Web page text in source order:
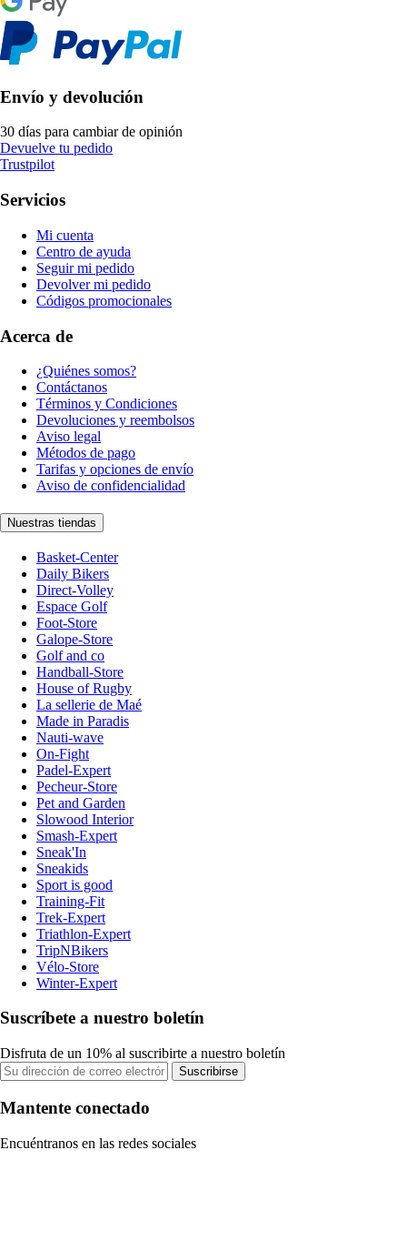
Envío y devolución
30 días para cambiar de opinión
Devuelve tu pedido
Trustpilot
Servicios
Mi cuenta
Centro de ayuda
Seguir mi pedido
Devolver mi pedido
Códigos promocionales
Acerca de
¿Quiénes somos?
Contáctanos
Términos y Condiciones
Devoluciones y reembolsos
Aviso legal
Métodos de pago
Tarifas y opciones de envío
Aviso de confidencialidad
Nuestras tiendas
Basket-Center
Daily Bikers
Direct-Volley
Espace Golf
Foot-Store
Galope-Store
Golf and co
Handball-Store
House of Rugby
La sellerie de Maé
Made in Paradis
Nauti-wave
On-Fight
Padel-Expert
Pecheur-Store
Pet and Garden
Slowood Interior
Smash-Expert
Sneak'In
Sneakids
Sport is good
Training-Fit
Trek-Expert
Triathlon-Expert
TripNBikers
Vélo-Store
Winter-Expert
Suscríbete a nuestro boletín
Disfruta de un 10% al suscribirte a nuestro boletín
Suscribirse
Mantente conectado
Encuéntranos en las redes sociales